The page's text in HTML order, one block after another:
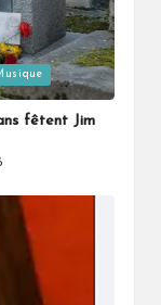
fêtent Jim